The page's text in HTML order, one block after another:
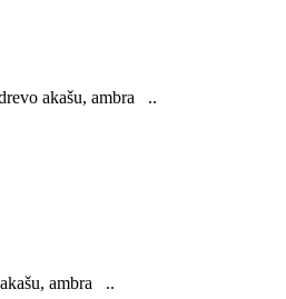
akašu, ambra ..
ambra ..